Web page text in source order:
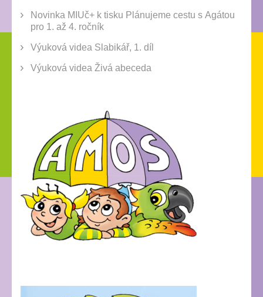
Novinka MIUč+ k tisku Plánujeme cestu s Agátou
pro 1. až 4. ročník
Výuková videa Slabikář, 1. díl
Výuková videa Živá abeceda